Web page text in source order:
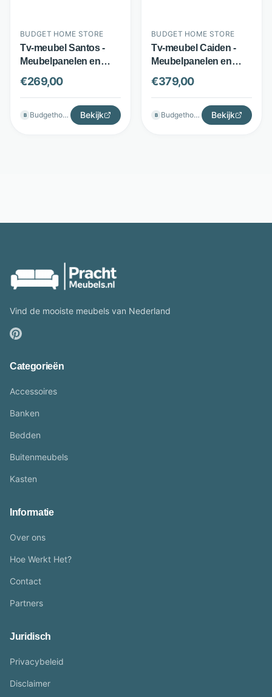
BUDGET HOME STORE
Tv-meubel Santos -
Meubelpanelen en
metaal - Schuifdeur en
lade - Espressobruin -
Budget Home Store
€269,00
B Budgethomestore Bekijk
BUDGET HOME STORE
Tv-meubel Caiden -
Meubelpanelen en
metaal - 2 deuren, lade
en open vak - Bruin -
Budget Home Store
€379,00
B Budgethomestore Bekijk
Vind de mooiste meubels van Nederland
Categorieën
Accessoires
Banken
Bedden
Buitenmeubels
Kasten
Informatie
Over ons
Hoe Werkt Het?
Contact
Partners
Juridisch
Privacybeleid
Disclaimer